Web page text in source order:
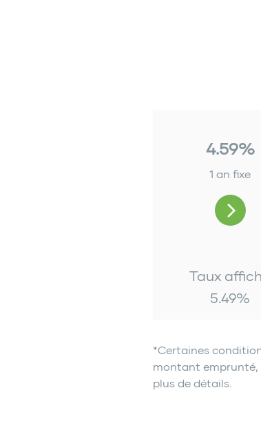
4.59%
1 an fixe
Taux
5.49%
*Certaines
montant emprunté,
plus de détails.